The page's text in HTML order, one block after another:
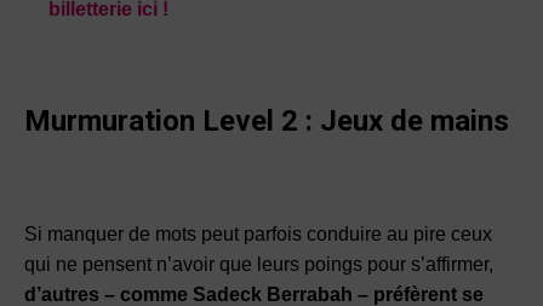
billetterie ici !
Murmuration Level 2 : Jeux de mains
Si manquer de mots peut parfois conduire au pire ceux
qui ne pensent n’avoir que leurs poings pour s’affirmer,
d’autres – comme Sadeck Berrabah – préfèrent se